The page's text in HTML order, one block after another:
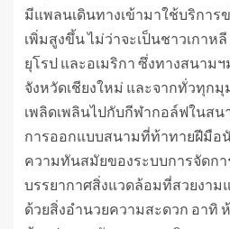
มีแพลนเดินทางเข้ามาใช้บริการ
เพิ่มสูงขึ้น ไม่ว่าจะเป็นชาวเกาห
ยุโรป และอเมริกา ซึ่งทางสนาม
จังหวัดเชียงใหม่ และจากทั่วทุก
เพลิดเพลินไปกับกีฬากอล์ฟในส
การออกแบบสนามที่ท้าทายฝีมือ
ความทันสมัยของระบบการจัดก
บรรยากาศสิ่งแวดล้อมที่สวยงาม
ด้วยสิ่งอำนวยความสะดวก อาทิ